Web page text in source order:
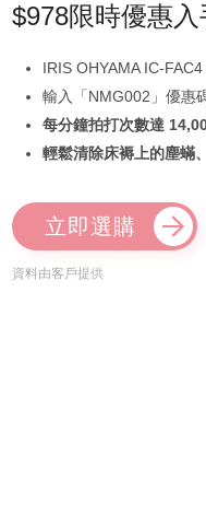
$978限時優惠
IRIS OHYAMA IC-FAC4
輸入「NMG002」優惠
每分鐘拍打次數達
輕鬆清除床褥上的塵蟎
立即選購
資料由客戶提供